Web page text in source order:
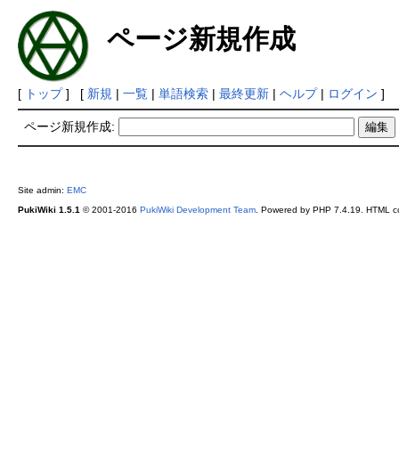
ページ新規作成
[ トップ] [ 新規 | 一覧| 単語検索| 最終更新| ヘルプ| ログイン ]
ページ新規作成:
Site admin: EMC
PukiWiki 1.5.1 © 2001-2016 PukiWiki Development Team. Powered by PHP 7.4.19. HTML